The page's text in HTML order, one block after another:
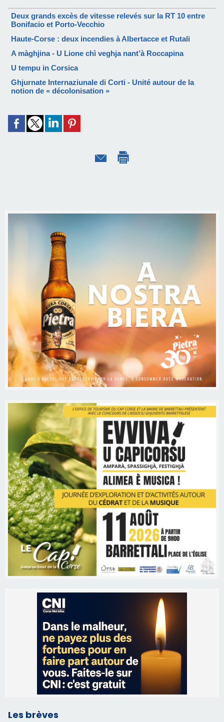
Deux grands excès de vitesse relevés sur la RT 10 entre
Bonifacio et Porto-Vecchio
Haute-Corse : deux incendies à Albertacce et Rutali
A màghjina - U Lione chì veghja nant’à Roccapina
U tempu in Corsica
Ghjurnate Internaziunale di Corti - Unité autour de la
notion de « décolonisation »
Les brèves